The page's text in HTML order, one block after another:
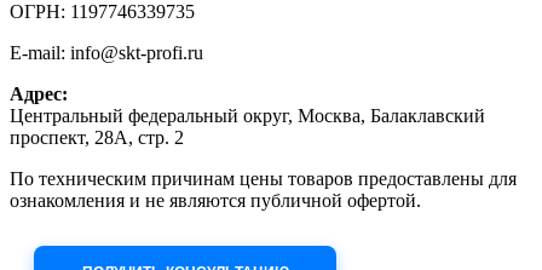
ОГРН: 1197746339735
E-mail: info@skt-profi.ru
Адрес:
Центральный федеральный округ, Москва, Балаклавский
проспект, 28А, стр. 2
По техническим причинам цены товаров предоставлены для
ознакомления и не являются публичной офертой.